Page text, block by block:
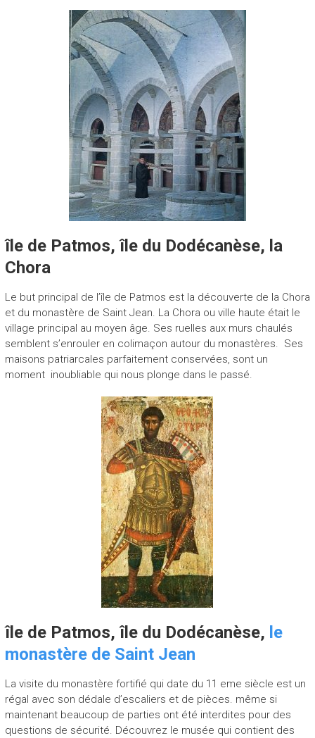
île de Patmos, île du Dodécanèse, la
Chora
Le but principal de l’île de Patmos est la découverte de la Chora
et du monastère de Saint Jean. La Chora ou ville haute était le
village principal au moyen âge. Ses ruelles aux murs chaulés
semblent s’enrouler en colimaçon autour du monastères. Ses
maisons patriarcales parfaitement conservées, sont un
moment inoubliable qui nous plonge dans le passé.
île de Patmos, île du Dodécanèse, le
monastère de Saint Jean
La visite du monastère fortifié qui date du 11 eme siècle est un
régal avec son dédale d’escaliers et de pièces. même si
maintenant beaucoup de parties ont été interdites pour des
questions de sécurité. Découvrez le musée qui contient des